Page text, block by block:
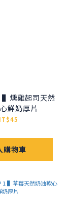
燻雞起司天然
鮮奶厚片
購物車